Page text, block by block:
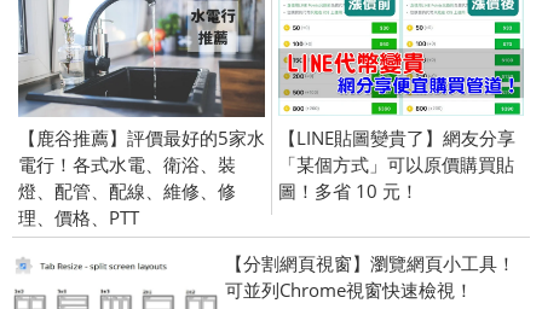
【鹿谷推薦】評價最好的5家水
電行！各式水電、衛浴、裝
燈、配管、配線、維修、修
理、價格、PTT
【LINE貼圖變貴了】網友分享
「某個方式」可以原價購買貼
圖！多省 10 元！
【分割網頁視窗】瀏覽網頁小工具！
可並列Chrome視窗快速檢視！